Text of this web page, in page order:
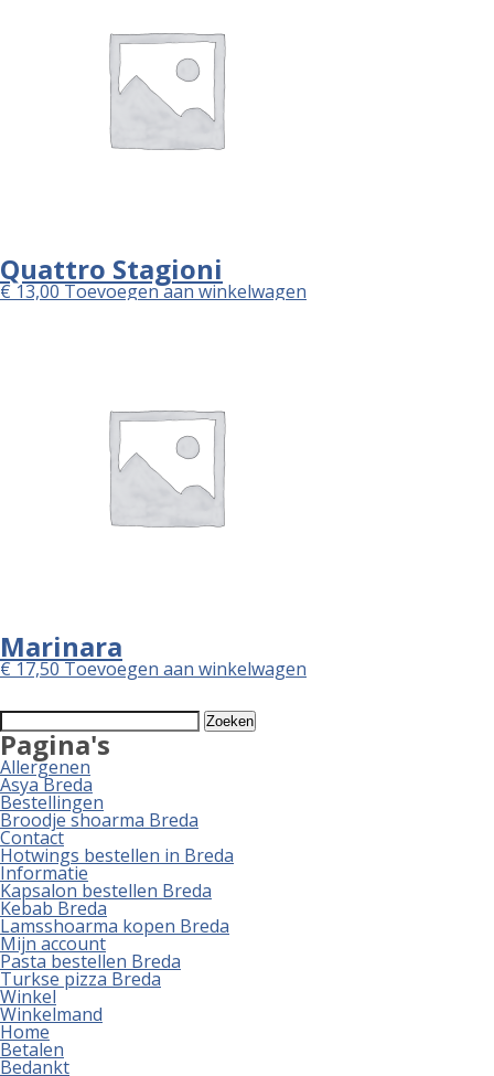
Quattro Stagioni
€13,00Toevoegen aan winkelwagen
Marinara
€17,50Toevoegen aan winkelwagen
Zoeken
naar:
Pagina's
Allergenen
Asya Breda
Bestellingen
Broodje shoarma Breda
Contact
Hotwings bestellen in Breda
Informatie
Kapsalon bestellen Breda
Kebab Breda
Lamsshoarma kopen Breda
Mijn account
Pasta bestellen Breda
Turkse pizza Breda
Winkel
Winkelmand
Home
Betalen
Bedankt